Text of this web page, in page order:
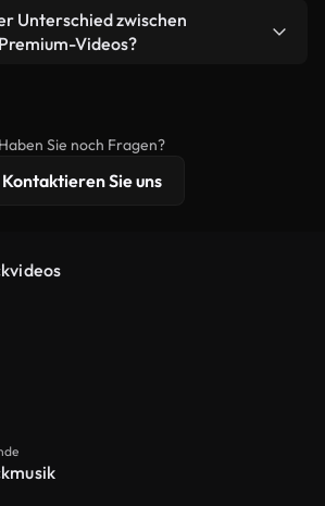
Videos gerne kürzen,
neu zusammenstellen. Achten Sie
Unterschied zwischen
Videos?
bieten.
Haben Sie noch Fragen?
Kontaktieren Sie uns